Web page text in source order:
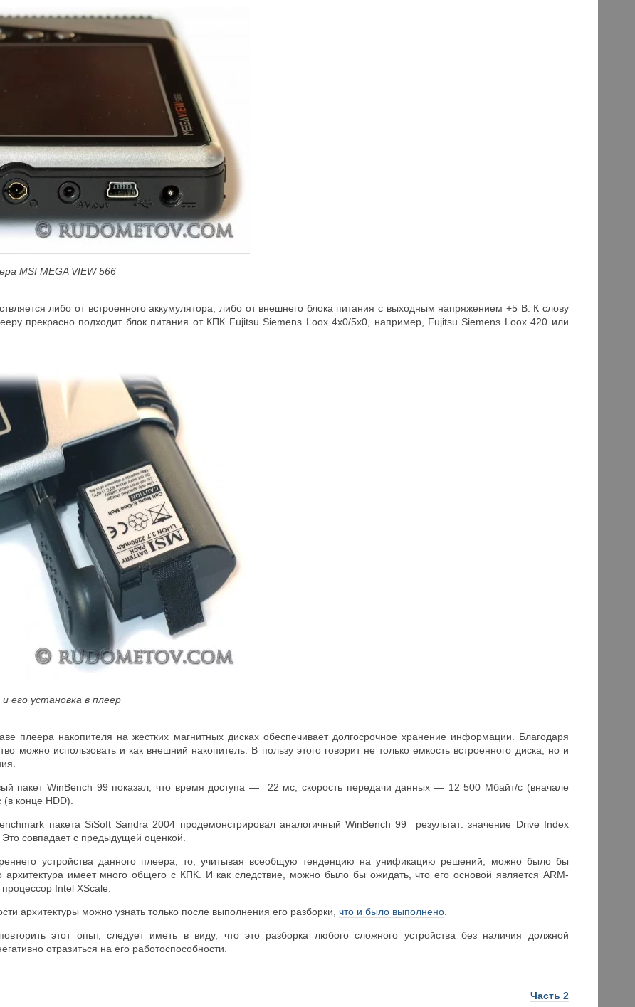
MSIMEGA VIEW 566
либо от встроенного аккумулятора, либо от внешнего блока питания с выходным напряжением +5 В. К слову
прекрасно подходит блок питания от КПК Fujitsu Siemens Loox 4х0/5х0, например, Fujitsu Siemens Loox 420 или
его установка в плеер
плеера накопителя на жестких магнитных дисках обеспечивает долгосрочное хранение информации. Благодаря
можно использовать и как внешний накопитель. В пользу этого говорит не только емкость встроенного диска, но и
пакет WinBench 99 показал, что время доступа — 22 мс, скорость передачи данных — 12 500 Мбайт/с (вначале
конце HDD).
пакета SiSoft Sandra 2004 продемонстрировал аналогичный WinBench 99 результат: значение Drive Index
совпадает с предыдущей оценкой.
устройства данного плеера, то, учитывая всеобщую тенденцию на унификацию решений, можно было бы
архитектура имеет много общего с КПК. И как следствие, можно было бы ожидать, что его основой является ARM-
Intel XScale.
архитектуры можно узнать только после выполнения его разборки,что и было выполнено
этот опыт, следует иметь в виду, что это разборка любого сложного устройства без наличия должной
отразиться на его работоспособности.
Часть 2